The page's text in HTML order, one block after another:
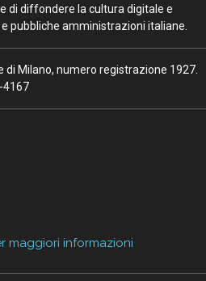
di diffondere la cultura digitale e
pubbliche amministrazioni italiane.
Milano, numero registrazione 1927.
4167
maggiori informazioni